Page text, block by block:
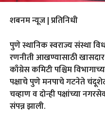
शबनम न्यूज | प्रतिनिधी
पुणे स्थानिक स्वराज्य संस्था
रणनीती आखण्यासाठी
काँग्रेस कमिटी पश्चिम
पक्षाचे पुणे मनपाचे गटनेते
चव्‍हाण व दोन्ही पक्षांच्या
संपन्न झाली.